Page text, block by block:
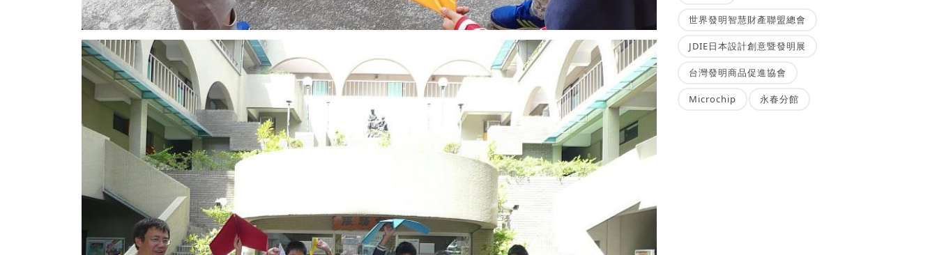
世界發明智慧財產聯盟總會
JDIE日本設計創意暨發明展
台灣發明商品促進協會
Microchip 永春分館